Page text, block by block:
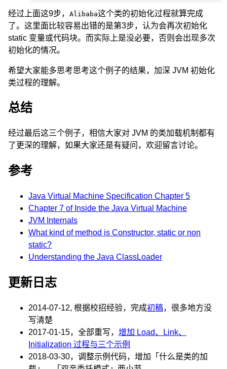
经过上面这9步， Alibaba这个类的初始化过程就算完成
了。这里面比较容易出错的是第3步，认为会再次初始化
static 变量或代码块。而实际上是没必要，否则会出现多次
初始化的情况。
希望大家能多思考思考这个例子的结果，加深 JVM 初始化
类过程的理解。
总结
经过最后这三个例子，相信大家对 JVM 的类加载机制都有
了更深的理解，如果大家还是有疑问，欢迎留言讨论。
参考
Java Virtual Machine Specification Chapter 5
Chapter 7 of Inside the Java Virtual Machine
JVM Internals
What kind of method is Constructor, static or non
static?
Understanding the Java ClassLoader
更新日志
2014-07-12, 根据校招经验，完成初稿，很多地方没
写清楚
2017-01-15，全部重写， 增加 Load、Link、
Initialization 过程与三个示例
2018-03-30，调整示例代码，增加「什么是类的加